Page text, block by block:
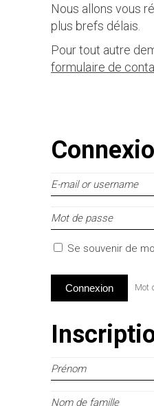
Nous allons vous
plus brefs délais.
Pour tout autre
formulaire de
E-
mail
or
username
Mot
de
passeSe souvenir de
Connexion Mot
Prénom
Nom